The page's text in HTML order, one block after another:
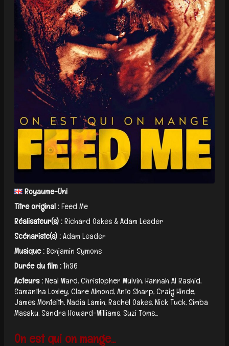
Royaume-Uni
Titre original :Feed Me
Réalisateur(s) :Richard Oakes & Adam Leader
Scénariste(s) :Adam Leader
Musique :Benjamin Symons
Durée du film :1h36
Acteurs :Neal Ward, Christopher Mulvin, Hannah Al Rashid,
Samantha Loxley, Clare Almond, Anto Sharp, Craig Hinde,
James Monteith, Nadia Lamin, Rachel Oakes, Nick Tuck, Simba
Masaku, Sandra Howard-Williams, Suzi Toms...
On est qui on mange...